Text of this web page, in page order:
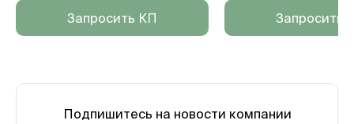
Запросить КП Запросить
Подпишитесь на новости компании